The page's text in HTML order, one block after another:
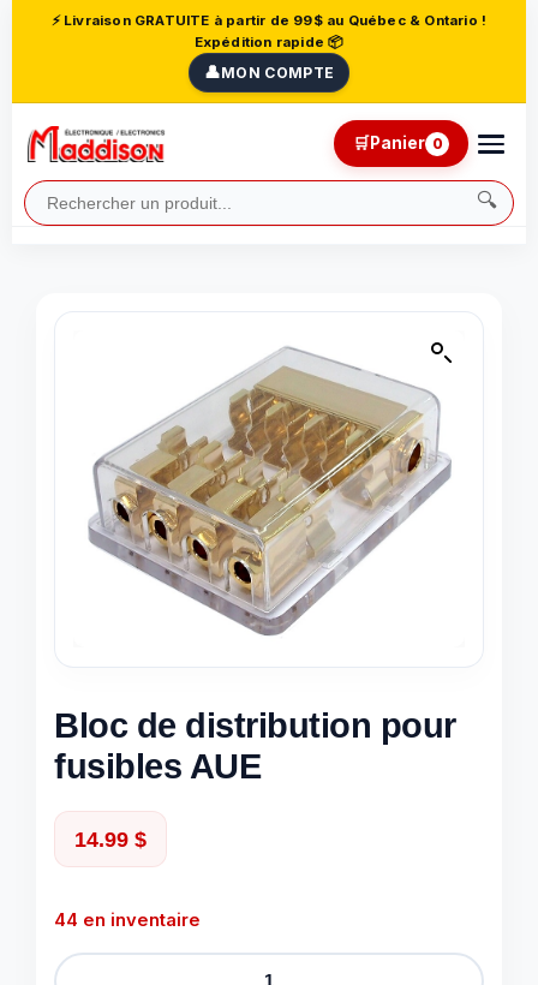
⚡ Livraison GRATUITE à partir de 99$ au Québec & Ontario !
Expédition rapide 📦
👤MON COMPTE
🔍
🛒Panier 0
Bloc de distribution pour
fusibles AUE
14.99 $
44 en inventaire
quantité